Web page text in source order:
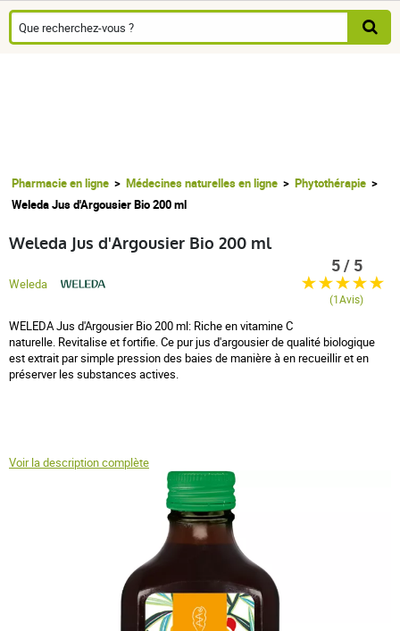
Pharmacie en ligne Médecines naturelles en ligne
Phytothérapie
Weleda Jus d'Argousier Bio 200 ml
Weleda Jus d'Argousier Bio 200 ml
Weleda
WELEDA Jus d'Argousier Bio 200 ml: Riche en vitamine C
naturelle. Revitalise et fortifie. Ce pur jus d'argousier de qualité biologique
est extrait par simple pression des baies de manière à en recueillir et en
préserver les substances actives.
Voir la description complète
5 / 5
(1Avis)